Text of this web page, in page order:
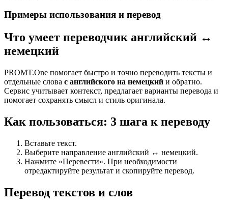
Примеры использования и перевод
Что умеет переводчик английский ↔
немецкий
PROMT.One помогает быстро и точно переводить тексты и
отдельные слова с английского на немецкий и обратно.
Сервис учитывает контекст, предлагает варианты перевода и
помогает сохранять смысл и стиль оригинала.
Как пользоваться: 3 шага к переводу
Вставьте текст.
Выберите направление английский ↔ немецкий.
Нажмите «Перевести». При необходимости
отредактируйте результат и скопируйте перевод.
Перевод текстов и слов